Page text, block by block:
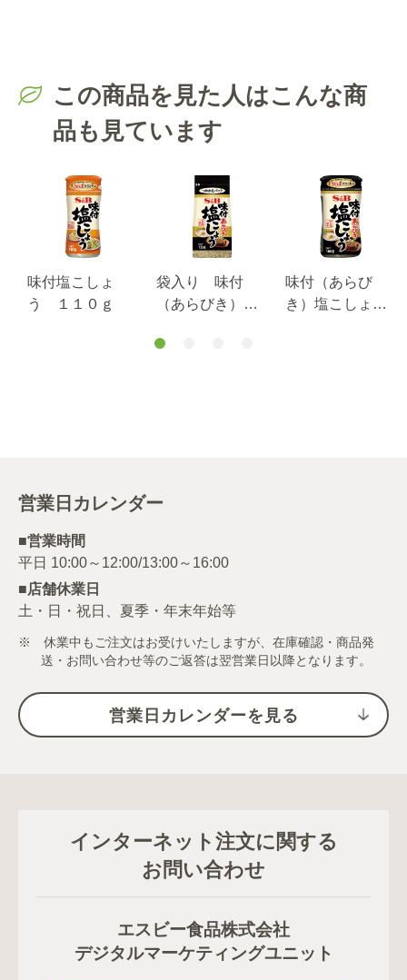
この商品を見た人はこんな商
品も見ています
味付塩こしょ
う １１０ｇ
袋入り 味付
（あらびき）塩
５ｇ
味付（あらび
き）塩こしょ
営業日カレンダー
■営業時間
■店舗休業日
土・日・祝日、夏季・年末年始等
※ 休業中もご注文はお受けいたしますが、在庫確認・商品発
送・お問い合わせ等のご返答は翌営業日以降となります。
営業日カレンダーを見る
インターネット注文に関する
お問い合わせ
エスビー食品株式会社
デジタルマーケティングユニット